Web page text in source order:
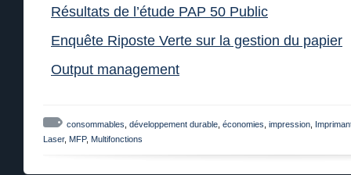
Résultats de l’étude PAP 50 Public
Enquête Riposte Verte sur la gestion du papier
Output management
consommables développement durable économies impression
Laser, MFP, Multifonctions